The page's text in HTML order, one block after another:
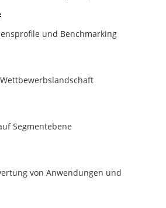
und Benchmarking
Segmentebene
von Anwendungen und